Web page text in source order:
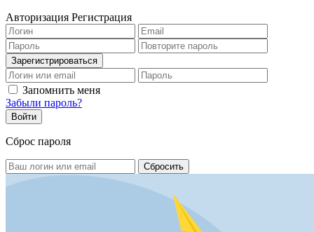
Авторизация Регистрация
Запомнить меня
Забыли пароль?
Сброс пароля